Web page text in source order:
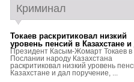
Криминал
Токаев раскритиковал низкий
уровень пенсий в Казахстане и
Президент Касым-Жомарт Токаев в
Послании народу Казахстана
раскритиковал низкий уровень
Казахстане и дал поручение, ...